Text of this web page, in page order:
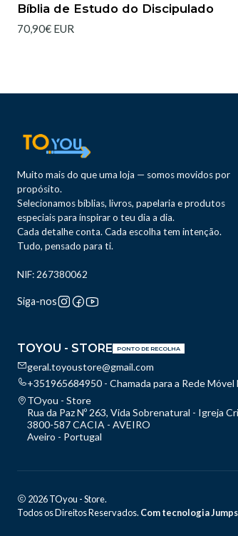
Bíblia de Estudo do Discipulado
70,90€ EUR
Muito mais do que uma loja — somos movidos por
propósito.
Selecionamos bíblias, livros, papelaria e produtos
especiais para inspirar o teu dia a dia.
Cada detalhe conta. Cada escolha tem intenção.
Tudo, pensado para ti.
NIF: 267380062
Siga-nos
TOYOU - STORE PONTO DE RECOLHA
geral.toyoustore@gmail.com
+351965684950 - Chamada para a Rede Móvel
TOyou - Store
Rua da Paz Nº 263, Vida Sobrenatural - Igreja
3800-587 CACIA - AVEIRO
Aveiro - Portugal
2026 TOyou - Store.
Todos os Direitos Reservados. Com tecnologia